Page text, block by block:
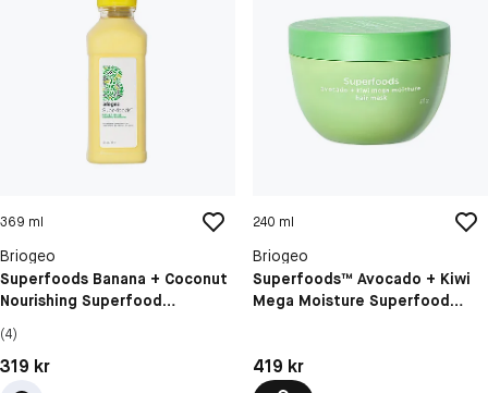
369 ml
Briogeo
Superfoods Banana + Coconut
Nourishing Superfood
(4)
Pris: 319 kr
319 kr
240 ml
Briogeo
Superfoods™ Avocado + Kiwi
Mega Moisture Superfood
Pris: 419 kr
419 kr